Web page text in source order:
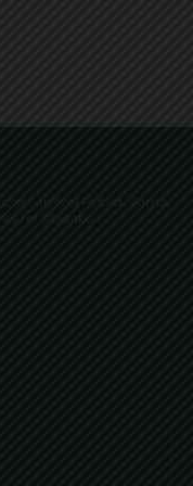
el Farró, el Putxet, Sarrià,
i el Tibidabo